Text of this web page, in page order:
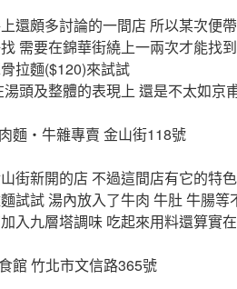
還頗多討論的一間店 所以某次便
需要在錦華街繞上一兩次才能找到
拉麵($120)來試試
頭及整體的表現上 還是不太如京
麵‧牛雜專賣 金山街118號
街新開的店 不過這間店有它的特色
試試 湯內放入了牛肉 牛肚 牛腸等
入九層塔調味 吃起來用料還算實在
館 竹北市文信路365號